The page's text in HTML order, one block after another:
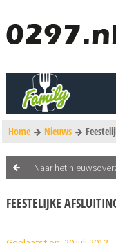
Home Nieuws
Naar het
FEESTELIJKE